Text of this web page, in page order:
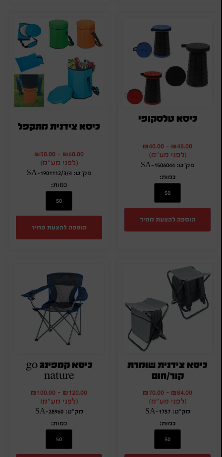
כיסא טלסקופי
₪48.00
-
₪40.00
(לפני מע"מ)
מק"ט: SA-1506044
כמות:
הוספה להצעת מחיר
כיסא צידנית מתקפל
₪60.00
-
₪50.00
(לפני מע"מ)
מק"ט: SA-1901112/3/4
כמות:
הוספה להצעת מחיר
כיסא צידנית שומרת
קור/חום
₪84.00
-
₪70.00
(לפני מע"מ)
מק"ט: SA-1757
כמות:
כיסא קמפינג go
nature
₪120.00
-
₪100.00
(לפני מע"מ)
מק"ט: SA-28960
כמות: